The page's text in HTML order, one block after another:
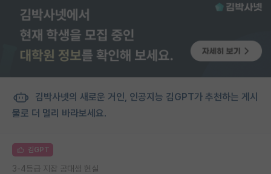
김박사넷의 새로운 거인, 인공지능 김GPT가 추천하는 게시
물로 더 멀리 바라보세요.
김GPT
3-4등급 지잡 공대생 현실